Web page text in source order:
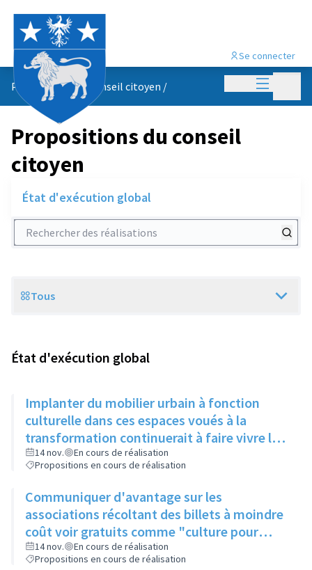
Menu
Se connecter
Propositions du conseil citoyen /
Propositions du conseil
citoyen
État d'exécution global
Rechercher des réalisations
Scope
Tous
État d'exécution global
Implanter du mobilier urbain à fonction
culturelle dans ces espaces voués à la
transformation continuerait à faire vivre le
secteur
14 nov.
En cours de réalisation
Propositions en cours de réalisation
Communiquer d'avantage sur les
associations récoltant des billets à moindre
coût voir gratuits comme "culture pour
tous" et faire connaitre le PASS Culture
14 nov.
En cours de réalisation
Propositions en cours de réalisation